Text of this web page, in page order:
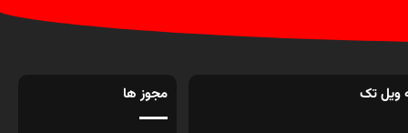
ویل تک مجوز ها